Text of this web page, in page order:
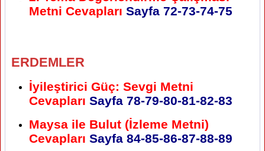
Metni Cevapları Sayfa 72-73-74-75
ERDEMLER
İyileştirici Güç: Sevgi Metni
Cevapları Sayfa 78-79-80-81-82-83
Maysa ile Bulut (İzleme Metni)
Cevapları Sayfa 84-85-86-87-88-89